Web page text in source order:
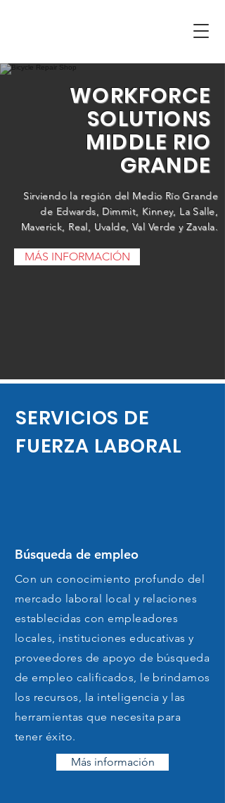
WORKFORCE
SOLUTIONS
MIDDLE RIO
GRANDE
Sirviendo la región del Medio Río Grande
de Edwards, Dimmit, Kinney, La Salle,
Maverick, Real, Uvalde, Val Verde y Zavala.
MÁS INFORMACIÓN
SOLA VENTANA
La Junta ha determinado que
desarrollo de la fuerza
laboral impulsados por los
empleadores. Estos servicios
se centran en la necesidad
de los empleadores de
contar con unafuerza laboral
capacitada y con
conocimientos para ayudar
las empresasa ser
productivas y competitivas
SERVICIOS DE
FUERZA LABORAL
Búsqueda de empleo
Con un conocimiento profundo del
mercado laboral local y relaciones
establecidas con empleadores
locales, instituciones educativas y
proveedores de apoyo de búsqueda
de empleo calificados, le brindamos
los recursos, la inteligencia y las
herramientas que necesita para
tener éxito.
Más información